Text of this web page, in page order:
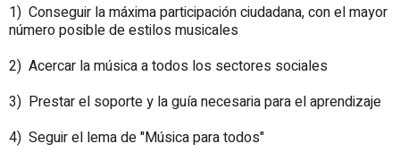
1) Conseguir la máxima participación ciudadana, con el mayor
número posible de estilos musicales
2) Acercar la música a todos los sectores sociales
3) Prestar el soporte y la guía necesaria para el aprendizaje
4) Seguir el lema de "Música para todos"